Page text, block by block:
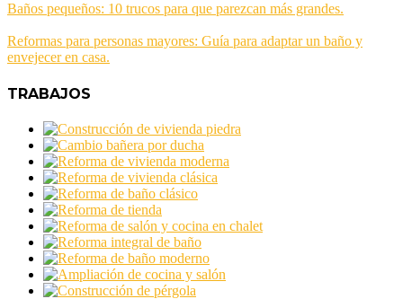
Baños pequeños: 10 trucos para que parezcan más grandes.
Reformas para personas mayores: Guía para adaptar un baño y
envejecer en casa.
TRABAJOS